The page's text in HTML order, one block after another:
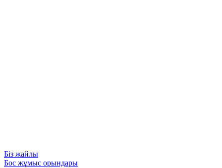
Біз жайлы
Бос жұмыс орындары